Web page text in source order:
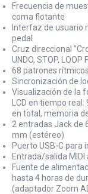
Frecuencia de
coma flotante
Interfaz de usuario
pedal
Cruz direccional
UNDO, STOP, LOOP
68 patrones
Sincronización de
Visualización de la
LCD en tiempo
en total, memoria
2 entradas Jack de
mm (estéreo)
Puerto USB-C para
Entrada/salida
Fuente de
hasta 4 horas de
(adaptador Zoom